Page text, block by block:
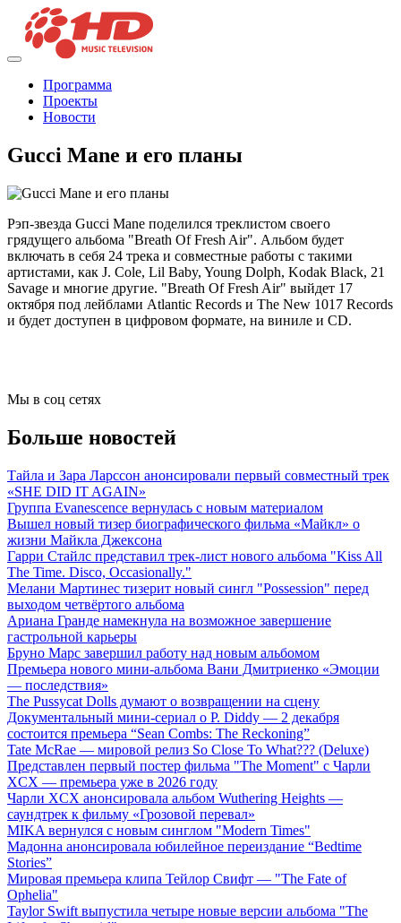
Программа
Проекты
Новости
Gucci Mane и его планы
Рэп-звезда Gucci Mane поделился треклистом своего
грядущего альбома "Breath Of Fresh Air". Альбом будет
включать в себя 24 трека и совместные работы с такими
артистами, как J. Cole, Lil Baby, Young Dolph, Kodak Black, 21
Savage и многие другие. "Breath Of Fresh Air" выйдет 17
октября под лейблами Atlantic Records и The New 1017 Records
и будет доступен в цифровом формате, на виниле и CD.
Мы в соц сетях
Больше новостей
Тайла и Зара Ларссон анонсировали первый совместный трек
«SHE DID IT AGAIN»
Группа Evanescence вернулась с новым материалом
Вышел новый тизер биографического фильма «Майкл» о
жизни Майкла Джексона
Гарри Стайлс представил трек-лист нового альбома "Kiss All
The Time. Disco, Occasionally."
Мелани Мартинес тизерит новый сингл "Possession" перед
выходом четвёртого альбома
Ариана Гранде намекнула на возможное завершение
гастрольной карьеры
Бруно Марс завершил работу над новым альбомом
Премьера нового мини-альбома Вани Дмитриенко «Эмоции
— последствия»
The Pussycat Dolls думают о возвращении на сцену
Документальный мини-сериал о P. Diddy — 2 декабря
состоится премьера “Sean Combs: The Reckoning”
Tate McRae — мировой релиз So Close To What??? (Deluxe)
Представлен первый постер фильма "The Moment" с Чарли
XCX — премьера уже в 2026 году
Чарли XCX анонсировала альбом Wuthering Heights —
саундтрек к фильму «Грозовой перевал»
MIKA вернулся с новым синглом "Modern Times"
Мадонна анонсировала юбилейное переиздание “Bedtime
Stories”
Мировая премьера клипа Тейлор Свифт — "The Fate of
Ophelia"
Taylor Swift выпустила четыре новые версии альбома "The